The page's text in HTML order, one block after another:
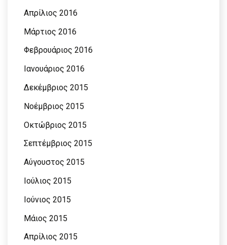
Απρίλιος 2016
Μάρτιος 2016
Φεβρουάριος 2016
Ιανουάριος 2016
Δεκέμβριος 2015
Νοέμβριος 2015
Οκτώβριος 2015
Σεπτέμβριος 2015
Αύγουστος 2015
Ιούλιος 2015
Ιούνιος 2015
Μάιος 2015
Απρίλιος 2015